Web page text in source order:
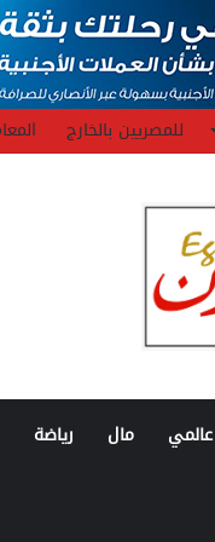
للمصريين بالخارج
عالمي مال رياضة